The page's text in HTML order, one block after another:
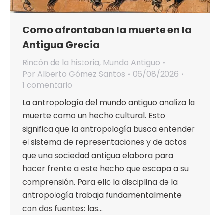
Como afrontaban la muerte en la
Antigua Grecia
Rincón de la historia, Mundo Antiguo
Por Alberto Gómez Santos
06/08/2026
1 comentario
La antropología del mundo antiguo analiza la
muerte como un hecho cultural. Esto
significa que la antropología busca entender
el sistema de representaciones y de actos
que una sociedad antigua elabora para
hacer frente a este hecho que escapa a su
comprensión. Para ello la disciplina de la
antropología trabaja fundamentalmente
con dos fuentes: las…